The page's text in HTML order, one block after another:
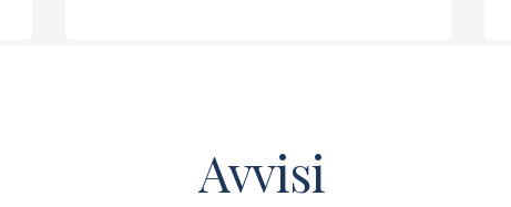
Avvisi